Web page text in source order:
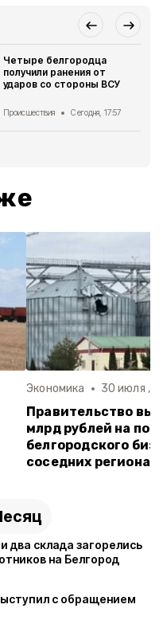
Четыре белгородца
получили ранения от
ударов со стороны ВСУ
Происшествия Сегодня, 17:57
Экономика 30 июля ,
Правительство
млрд рублей на
белгородского
соседних регионах
два склада загорелись
на Белгород
с обращением